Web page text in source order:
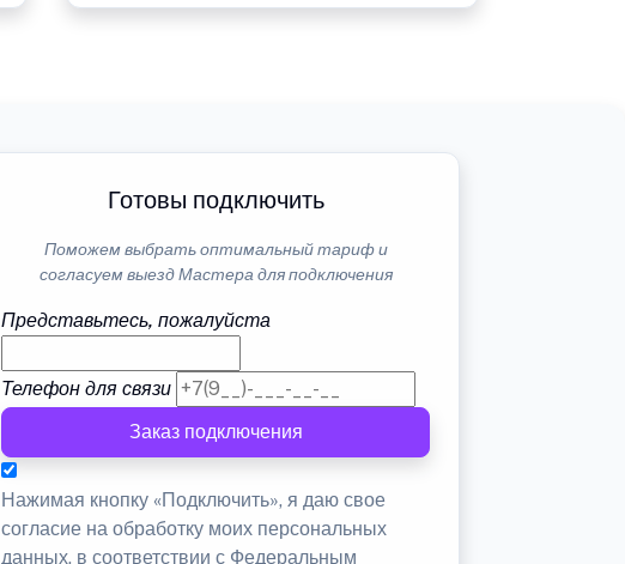
Готовы подключить
Поможем выбрать оптимальный тариф и
согласуем выезд Мастера для подключения
Представьтесь, пожалуйста
Телефон для связи
Заказ подключения
Нажимая кнопку «Подключить», я даю свое
согласие на обработку моих персональных
данных, в соответствии с Федеральным